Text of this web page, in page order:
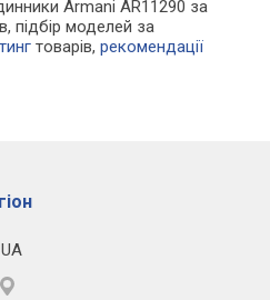
Armani AR11290 за
підбір моделей за
товарів,рекомендації
UA